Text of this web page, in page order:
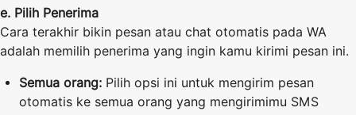
e. Pilih Penerima
Cara terakhir bikin pesan atau chat otomatis pada WA
adalah memilih penerima yang ingin kamu kirimi pesan ini.
Semua orang: Pilih opsi ini untuk mengirim pesan
otomatis ke semua orang yang mengirimimu SMS